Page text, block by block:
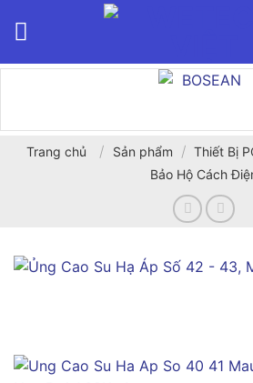
Trang chủ / Sản phẩm / Thiết Bị
Bảo Hộ Cách